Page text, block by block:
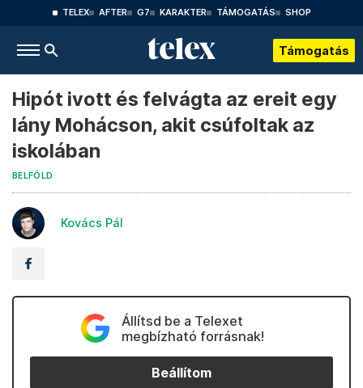
TELEX AFTER G7 KARAKTER TÁMOGATÁS SHOP
Támogatás
Hipót ivott és felvágta az ereit egy
lány Mohácson, akit csúfoltak az
iskolában
BELFÖLD
Kovács Pál
Állítsd be a Telexet
megbízható forrásnak!
Beállítom